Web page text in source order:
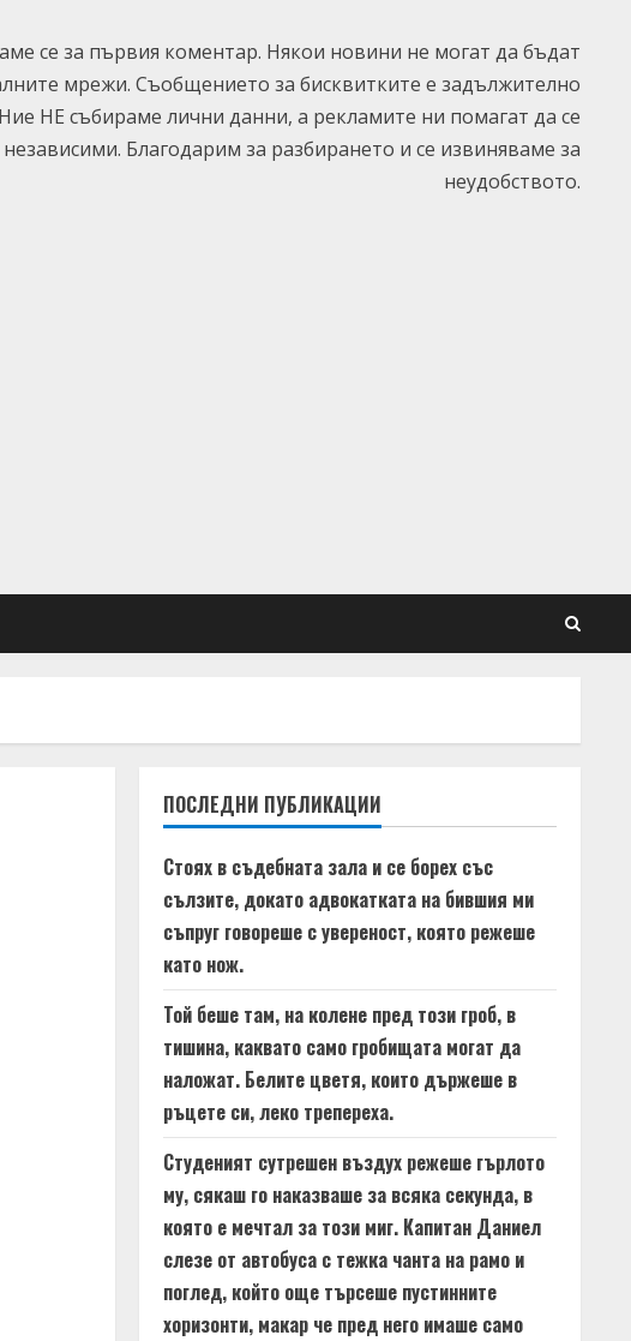
се за първия коментар. Някои новини не могат да бъдат
мрежи. Съобщението за бисквитките е задължително
НЕ събираме лични данни, а рекламите ни помагат да се
Благодарим за разбирането и се извиняваме за
неудобството.
ПОСЛЕДНИ ПУБЛИКАЦИИ
Стоях в съдебната зала и се борех със
сълзите, докато адвокатката на бившия ми
съпруг говореше с увереност, която режеше
като нож.
Той беше там, на колене пред този гроб, в
тишина, каквато само гробищата могат да
наложат. Белите цветя, които държеше в
ръцете си, леко трепереха.
Студеният сутрешен въздух режеше гърлото
му, сякаш го наказваше за всяка секунда, в
която е мечтал за този миг. Капитан Даниел
слезе от автобуса с тежка чанта на рамо и
поглед, който още търсеше пустинните
хоризонти, макар че пред него имаше само